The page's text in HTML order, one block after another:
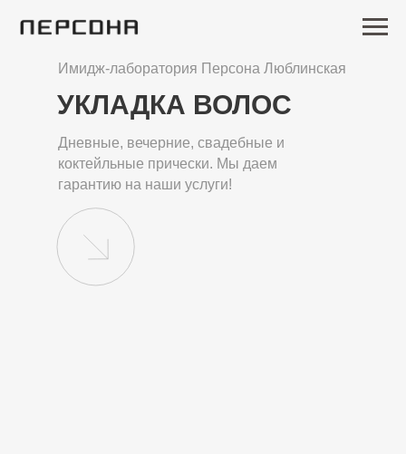
Имидж-лаборатория Персона Люблинская
Дневные, вечерние, свадебные и
коктейльные прически. Мы даем
гарантию на наши услуги!
УКЛАДКА ВОЛОС